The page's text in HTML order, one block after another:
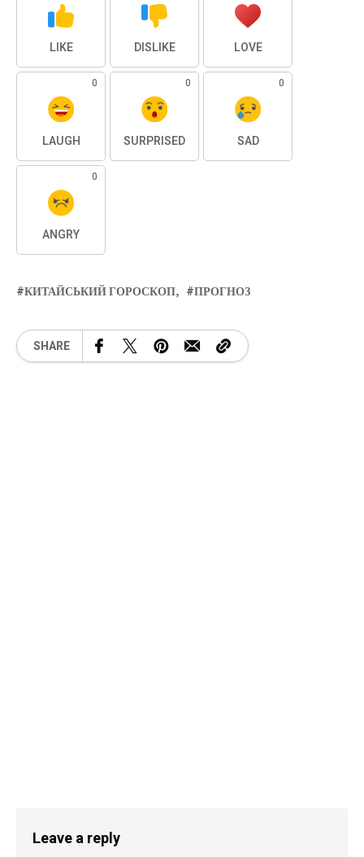
LIKE DISLIKE LOVE
0
LAUGH
0
SURPRISED
0
SAD
0
ANGRY
КИТАЙСЬКИЙ ГОРОСКОП ПРОГНОЗ
SHARE
Leave a reply